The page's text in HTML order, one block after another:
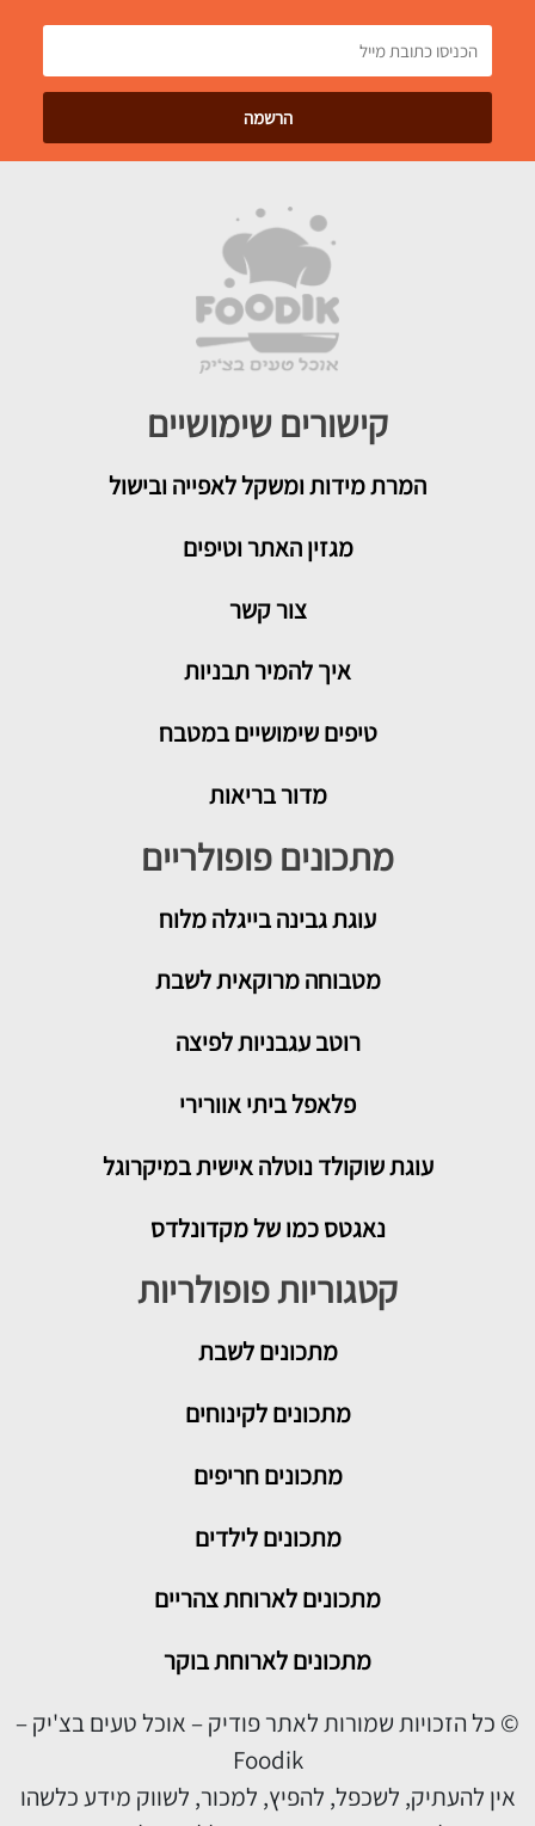
קישורים שימושיים
המרת מידות ומשקל לאפייה ובישול
מגזין האתר וטיפים
צור קשר
איך להמיר תבניות
טיפים שימושיים במטבח
מדור בריאות
מתכונים פופולריים
עוגת גבינה בייגלה מלוח
מטבוחה מרוקאית לשבת
רוטב עגבניות לפיצה
פלאפל ביתי אוורירי
עוגת שוקולד נוטלה אישית במיקרוגל
נאגטס כמו של מקדונלדס
קטגוריות פופולריות
מתכוניםלשבת
מתכונים לקינוחים
מתכונים חריפים
מתכונים לילדים
מתכונים לארוחת צהריים
מתכונים לארוחת בוקר
© כל הזכויות שמורות לאתר פודיק – אוכל טעים בצ'יק –
Foodik
אין להעתיק, לשכפל, להפיץ, למכור, לשווק מידע כלשהו